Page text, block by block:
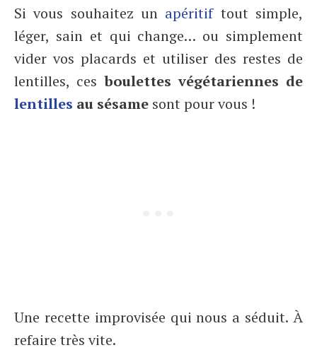
Si vous souhaitez un apéritiftout simple,
léger, sain et qui change… ou simplement
vider vos placards et utiliser des restes de
lentilles, ces boulettes végétariennes de
lentilles au sésame sont pour vous !
Une recette improvisée qui nous a séduit. À
refaire très vite.